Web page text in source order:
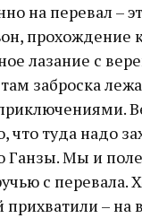
на перевал –
прохождение
лазание с
заброска
туда надо
Ганзы. Мы и
с перевала.
прихватили – на